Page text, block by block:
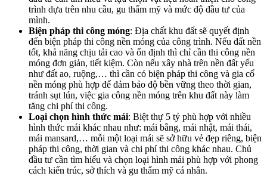
trình dựa trên nhu cầu, gu thẩm mỹ và mức độ đầu tư của
mình.
Biện pháp thi công móng: Địa chất khu đất sẽ quyết định
đến biện pháp thi công nền móng của công trình. Nếu đất nền
tốt, khả năng chịu tải cao và ổn định thì chỉ cần thi công nền
móng đơn giản, tiết kiệm. Còn nếu xây nhà trên nền đất yếu
như đất ao, ruộng,… thì cần có biện pháp thi công và gia cố
nền móng phù hợp để đảm bảo độ bền vững theo thời gian,
tránh sụt lún, việc gia công nền móng trên khu đất này làm
tăng chi phí thi công.
Loại chọn hình thức mái: Biệt thự 5 tỷ phù hợp với nhiều
hình thức mái khác nhau như: mái bằng, mái nhật, mái thái,
mái mansard,… mỗi một loại mái sẽ sở hữu vẻ đẹp riêng, biện
pháp thi công, thời gian và chi phí thi công khác nhau. Chủ
đầu tư cần tìm hiểu và chọn loại hình mái phù hợp với phong
cách kiến trúc, sở thích và gu thẩm mỹ cá nhân.